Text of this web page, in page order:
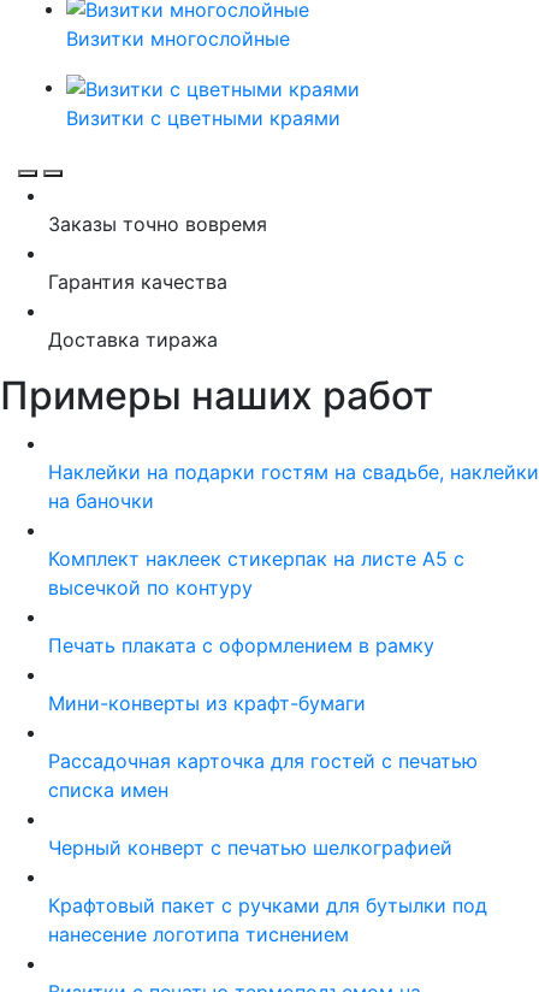
Визитки многослойные
Визитки с цветными краями
Заказы точно вовремя
Гарантия качества
Доставка тиража
Примеры наших работ
Наклейки на подарки гостям на свадьбе, наклейки
на баночки
Комплект наклеек стикерпак на листе А5 с
высечкой по контуру
Печать плаката с оформлением в рамку
Мини-конверты из крафт-бумаги
Рассадочная карточка для гостей с печатью
списка имен
Черный конверт с печатью шелкографией
Крафтовый пакет с ручками для бутылки под
нанесение логотипа тиснением